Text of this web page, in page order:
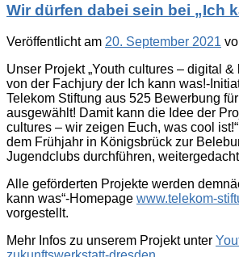
Wir dürfen dabei sein bei „Ich
Veröffentlicht am 20. September 2021
Unser Projekt „Youth cultures – digital &
von der Fachjury der Ich kann was!-
Telekom Stiftung aus 525 Bewerbung
ausgewählt! Damit kann die Idee der
cultures – wir zeigen Euch, was cool
dem Frühjahr in Königsbrück zur
Jugendclubs durchführen,
Alle geförderten Projekte werden
kann was“-Homepage www.telekom-
vorgestellt.
Mehr Infos zu unserem Projekt unter